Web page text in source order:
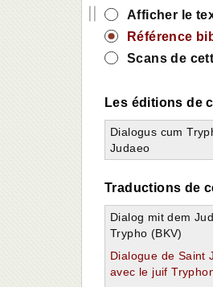
||
Afficher le
Référence
Scans de
Les éditions de
Dialogus cum
Judaeo
Traductions de
Dialog mit dem
Trypho (BKV)
Dialogue de Saint
avec le juif